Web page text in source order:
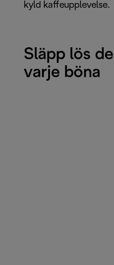
kyld kaffeupplevelse.
Släpp lös
varje böna